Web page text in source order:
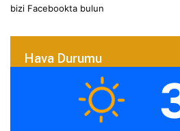
bizi Facebookta bulun
Hava Durumu